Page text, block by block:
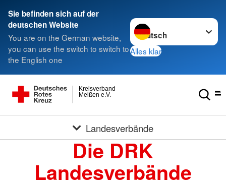
Sie befinden sich auf der
deutschen Website
You are on the German website,
you can use the switch to switch to
the English one
Sprache wechseln zu
Alles klar
Meißen e.V.
Kreisverband
Landesverbände
Die DRK
Landesverbände